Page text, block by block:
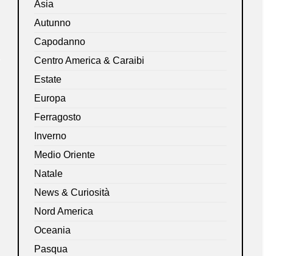
Asia
Autunno
Capodanno
Centro America & Caraibi
Estate
Europa
Ferragosto
Inverno
Medio Oriente
Natale
News & Curiosità
Nord America
Oceania
Pasqua